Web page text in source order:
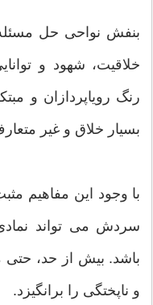
بنفش نواحی حل
خلاقیت، شهود و
رنگ رویاپردازان و
بسیار خلاق و غیر
با وجود این مفاهیم
سردش می تواند
باشد. بیش از حد،
و ناپختگی را برانگیزد.